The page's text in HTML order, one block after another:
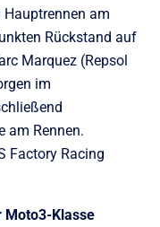
am
Rückstand auf
Marquez (Repsol
im
am Rennen.
Factory Racing
Moto3-Klasse